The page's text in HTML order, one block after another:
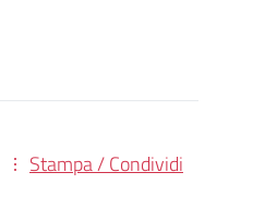
Stampa / Condividi